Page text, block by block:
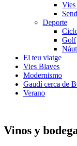
Deporte
Golf
El teu viatge
Vies Blaves
Modernismo
Gaudí cerca de
Verano
Vinos y